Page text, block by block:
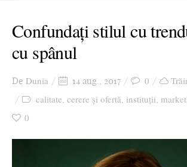
Confundați stilul cu
cu spânul
De Dunia 14 aug., 2017 0
calitate cerere și ofertă instituții
0